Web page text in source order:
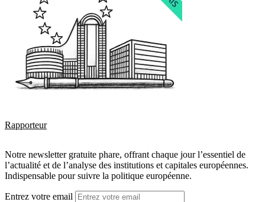
Rapporteur
Notre newsletter gratuite phare, offrant chaque jour l’essentiel de
l’actualité et de l’analyse des institutions et capitales européennes.
Indispensable pour suivre la politique européenne.
Entrez votre email